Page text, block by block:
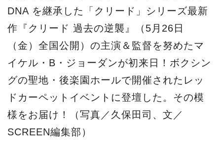
DNA を継承した「クリード」シリーズ最新
作『クリード 過去の逆襲』（5月26日
（金）全国公開）の主演＆監督を努めたマ
イケル・B・ジョーダンが初来日！ボクシン
グの聖地・後楽園ホールで開催されたレッ
ドカーペットイベントに登壇した。その模
様をお届け！（写真／久保田司、文／
SCREEN編集部）